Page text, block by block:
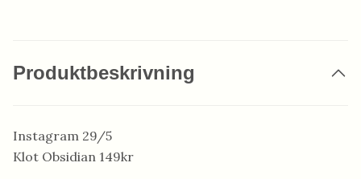
Produktbeskrivning
Instagram 29/5
Klot Obsidian 149kr